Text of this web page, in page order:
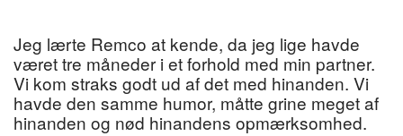
Jeg lærte Remco at kende, da jeg lige havde
været tre måneder i et forhold med min partner.
Vi kom straks godt ud af det med hinanden. Vi
havde den samme humor, måtte grine meget af
hinanden og nød hinandens opmærksomhed.